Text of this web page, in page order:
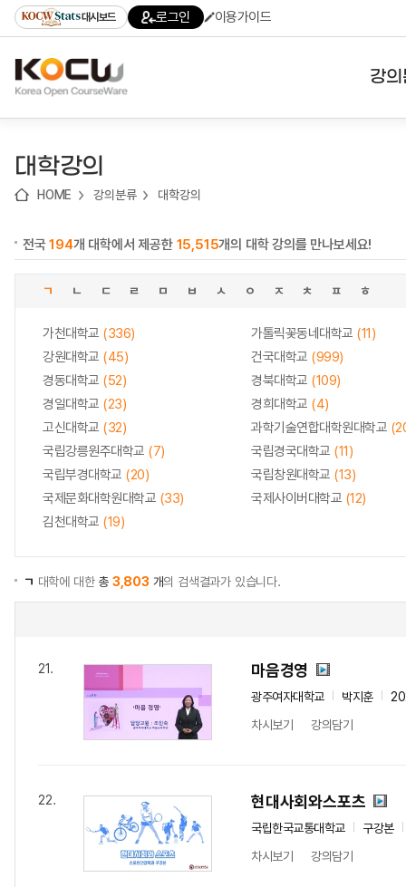
기
기
기
content)
가
대시보드 로그인 이용가이드
강
대학강의
HOME 강의분류 대학강의
전국194개 대학에서 제공한 15,515개의 대학 강의를 만나보세요!
ㄱ ㄴ ㄷ ㄹ ㅁ ㅂ ㅅ ㅇ ㅈ ㅊ ㅍ ㅎ
가천대학교 (336) 가톨릭꽃동네대학교 (11)
강원대학교 (45) 건국대학교 (999)
경동대학교 (52) 경북대학교 (109)
경일대학교 (23) 경희대학교 (4)
고신대학교 (32) 과학기술연합대학원대학교
국립강릉원주대학교 (7) 국립경국대학교 (11)
국립부경대학교 (20) 국립창원대학교 (13)
국제문화대학원대학교 (33) 국제사이버대학교 (12)
김천대학교 (19)
ㄱ 대학에 대한총 3,803 개의 검색결과가 있습니다.
21. 마음경영
광주여자대학교 박지훈
차시보기
강의담기
22. 현대사회와스포츠
국립한국교통대학교
구강본
차시보기
강의담기